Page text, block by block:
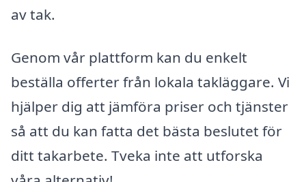
av tak.
Genom vår plattform kan du enkelt
beställa offerter från lokala takläggare. Vi
hjälper dig att jämföra priser och tjänster
så att du kan fatta det bästa beslutet för
ditt takarbete. Tveka inte att utforska